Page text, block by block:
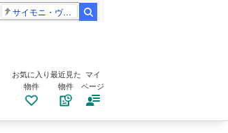
サイモニ・ヴニランギ 死去
お気に入り
物件
最近見た
物件
マイ
ページ